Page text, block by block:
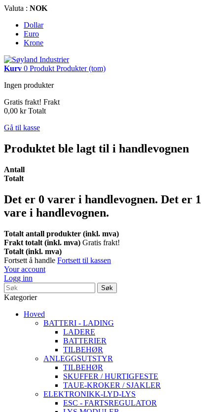
Valuta : NOK
Dollar
Euro
Krone
Kurv 0 Produkt Produkter (tom)
Ingen produkter
Gratis frakt! Frakt
0,00 kr Totalt
Gå til kasse
Produktet ble lagt til i handlevognen
Antall
Totalt
Det er 0 varer i handlevognen. Det er 1
vare i handlevognen.
Totalt antall produkter (inkl. mva)
Frakt totalt (inkl. mva) Gratis frakt!
Totalt (inkl. mva)
Fortsett å handle Fortsett til kassen
Your account
Logg inn
Søk
Kategorier
Hoved
BATTERI - LADING
LADERE
BATTERIER
TILBEHØR
ANLEGGSUTSTYR
TILBEHØR
SKUFFER / HURTIGFESTE
TAUE-KROKER / SJAKLER
ELEKTRONIKK-LYD-LYS
ESC - FARTSREGULATOR